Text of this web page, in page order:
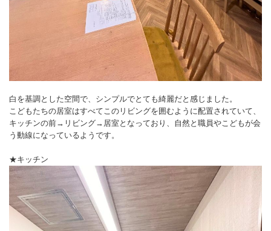
白を基調とした空間で、シンプルでとても綺麗だと感じました。
こどもたちの居室はすべてこのリビングを囲むように配置されていて、
キッチンの前→リビング→居室となっており、自然と職員やこどもが会
う動線になっているようです。
★キッチン